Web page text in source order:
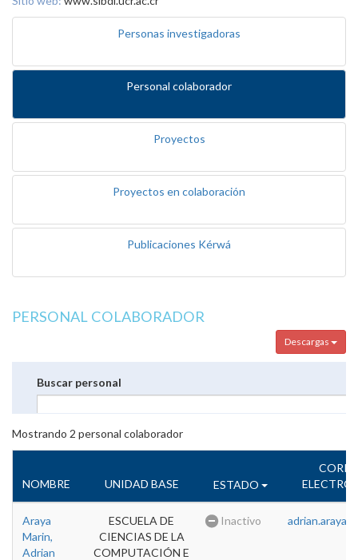
Personas investigadoras
Personal colaborador
Proyectos
Proyectos en colaboración
Publicaciones Kérwá
PERSONAL COLABORADOR
Descargas
Buscar personal
Mostrando 2 personal colaborador
NOMBRE UNIDAD BASE ESTADO
Araya
Marin,
Adrian
ESCUELA DE
CIENCIAS DE LA
COMPUTACIÓN E
Inactivo